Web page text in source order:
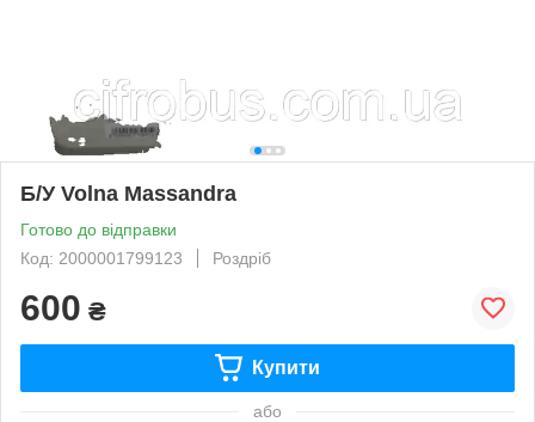
Б/У Volna Massandra
Готово до відправки
Код: 2000001799123
Роздріб
600 ₴
Купити
або